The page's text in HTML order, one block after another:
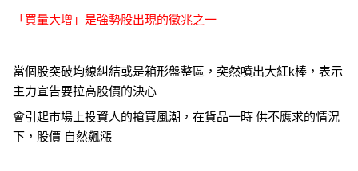
「買量大增」是強勢股出現的徵兆之一
當個股突破均線糾結或是箱形盤整區，突然噴出大紅k棒，表示
主力宣告要拉高股價的決心
會引起市場上投資人的搶買風潮，在貨品一時 供不應求的情況
下，股價 自然飆漲